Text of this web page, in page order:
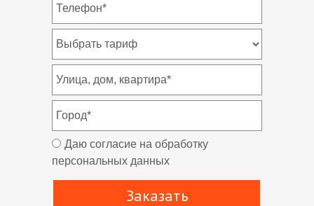
Даю согласие на обработку
персональных данных
Заказать